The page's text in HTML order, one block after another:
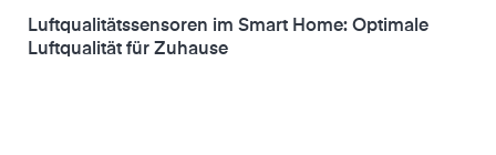
Luftqualitätssensoren im Smart Home: Optimale
Luftqualität für Zuhause